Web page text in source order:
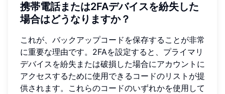
携帯電話または2FAデバイスを紛失した
場合はどうなりますか？
これが、バックアップコードを保存することが非常
に重要な理由です。2FAを設定すると、プライマリ
デバイスを紛失または破損した場合にアカウントに
アクセスするために使用できるコードのリストが提
供されます。これらのコードのいずれかを使用して